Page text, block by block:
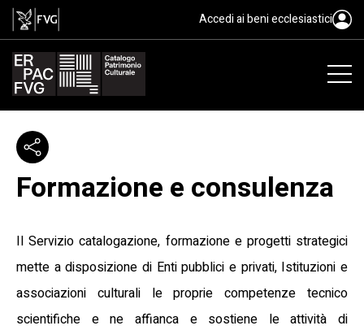
Accedi ai beni ecclesiastici
Formazione e consulenza
Il Servizio catalogazione, formazione e progetti strategici
mette a disposizione di Enti pubblici e privati, Istituzioni e
associazioni culturali le proprie competenze tecnico
scientifiche e ne affianca e sostiene le attività di